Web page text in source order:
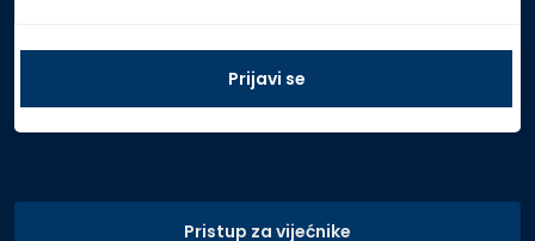
Pristup za vijećnike